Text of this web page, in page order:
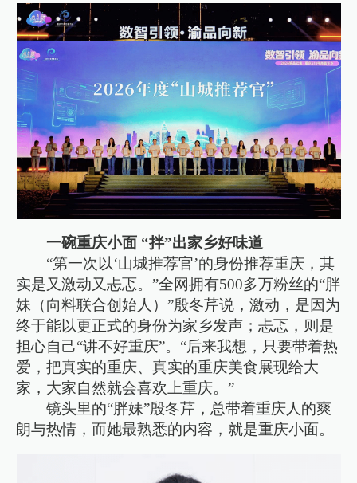
一碗重庆小面 “拌”出家乡好味道
“第一次以‘山城推荐官’的身份推荐重庆，其
实是又激动又忐忑。”全网拥有500多万粉丝的“胖
妹（向料联合创始人）”殷冬芹说，激动，是因为
终于能以更正式的身份为家乡发声；忐忑，则是
担心自己“讲不好重庆”。“后来我想，只要带着热
爱，把真实的重庆、真实的重庆美食展现给大
家，大家自然就会喜欢上重庆。”
镜头里的“胖妹”殷冬芹，总带着重庆人的爽
朗与热情，而她最熟悉的内容，就是重庆小面。